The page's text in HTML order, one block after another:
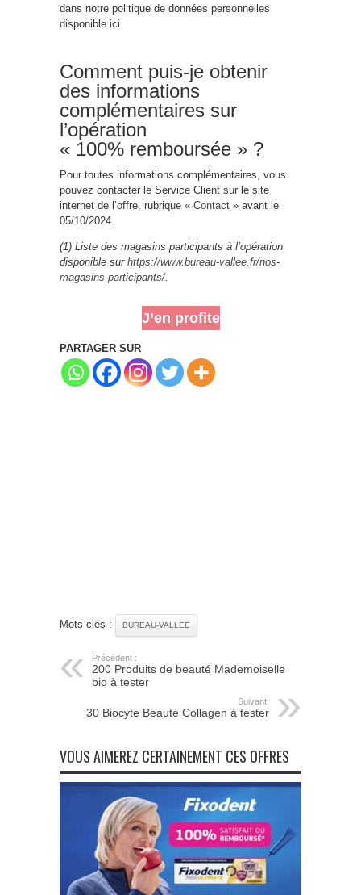
dans notre politique de données personnelles
disponible ici
Comment puis-je obtenir
des informations
complémentaires sur
l’opération
« 100% remboursée » ?
Pour toutes informations complémentaires, vous
pouvez contacter le Service Client sur le site
internet de l’offre, rubrique « Contact » avant le
05/10/2024.
(1) Liste des magasins participants à l’opération
disponible sur https://www.bureau-vallee.fr/nos-
magasins-participants/.
J’en profite
PARTAGER SUR
Mots clés : BUREAU-VALLEE
Précédent :
200 Produits de beauté Mademoiselle
bio à tester
Suivant:
30 Biocyte Beauté Collagen à tester
VOUS AIMEREZ CERTAINEMENT CES OFFRES